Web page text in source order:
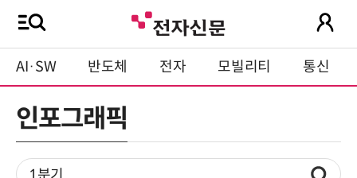
AI·SW 반도체 전자 모빌리티 통신
인포그래픽